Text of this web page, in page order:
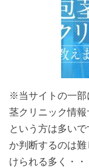
※当サイトの一部
茎クリニック情
という方は多い
か判断するのは
けられる多く・・